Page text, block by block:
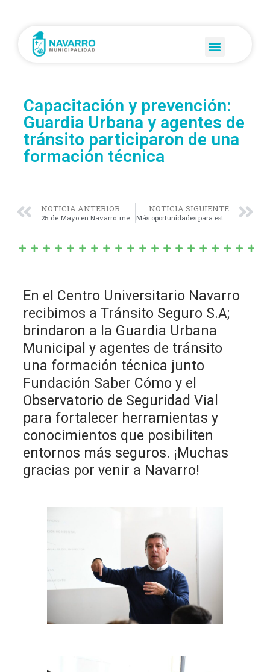
Capacitación y prevención:
Guardia Urbana y agentes de
tránsito participaron de una
formación técnica
NOTICIA ANTERIOR
25 de Mayo en Navarro: memoria, encuentro y amor por nuestra Patria
NOTICIA SIGUIENTE
Más oportunidades para estudiar:
En el Centro Universitario Navarro
recibimos a Tránsito Seguro S.A;
brindaron a la Guardia Urbana
Municipal y agentes de tránsito
una formación técnica junto
Fundación Saber Cómo y el
Observatorio de Seguridad Vial
para fortalecer herramientas y
conocimientos que posibiliten
entornos más seguros. ¡Muchas
gracias por venir a Navarro!